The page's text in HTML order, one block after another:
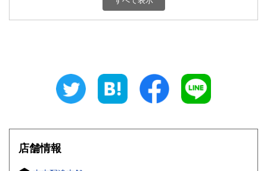
800円 三重県
大阪府
奈良県
店舗情報